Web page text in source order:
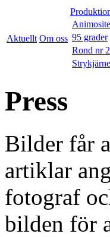
Aktuellt Om oss 95 grader
Rond nr 2
Press
Bilder får
artiklar
fotograf
bilden för